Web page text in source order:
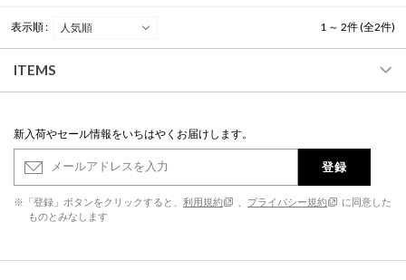
表示順 : 1 ～ 2件 (全2件)
ITEMS
新入荷やセール情報をいちはやくお届けします。
登録
※「登録」ボタンをクリックすると、 利用規約 プライバシー規約
に同意した
ものとみなします